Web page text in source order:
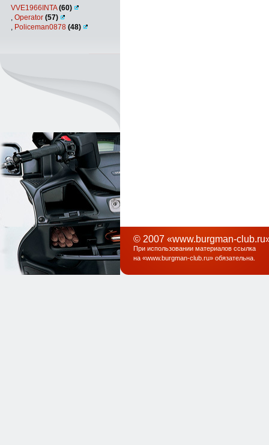
VVE1966INTA(60)
Operator (57)
Policeman0878 (48)
© 2007 «www.burgman-
При использовании материалов ссылка
на «www.burgman-club.ru» обязательна